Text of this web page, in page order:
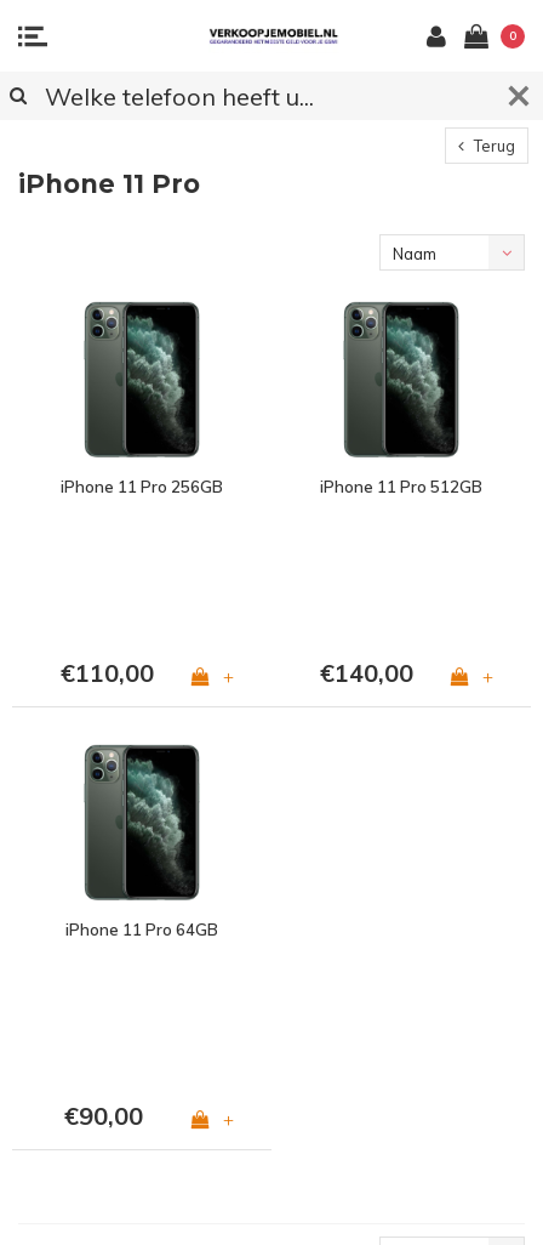
0
Terug
iPhone 11 Pro
Naam
iPhone 11 Pro 256GB
€110,00 +
iPhone 11 Pro 512GB
€140,00 +
iPhone 11 Pro 64GB
€90,00 +